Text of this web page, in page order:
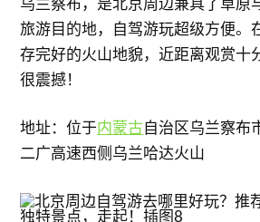
旅游目的地，自驾游玩超级方便。
存完好的火山地貌，近距离观赏十
很震撼！
地址：位于内蒙古自治区乌兰察布
二广高速西侧乌兰哈达火山